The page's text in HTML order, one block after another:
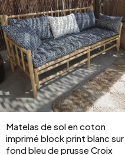
Matelas de sol en coton
imprimé block print blanc sur
fond bleu de prusse Croix